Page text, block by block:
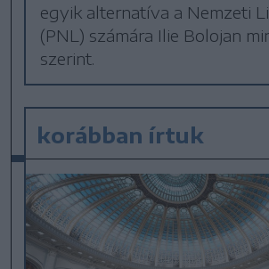
egyik alternatíva a Nemzeti
(PNL) számára Ilie Bolojan
szerint.
korábban írtuk